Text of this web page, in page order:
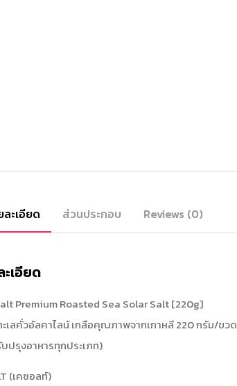
ละเอียด ส่วนประกอบ Reviews (0)
ะเอียด
Premium Roasted Sea Solar Salt [220g]
ะเลคั่วอัลคาไลน์ เกลือคุณภาพจากเกาหลี 220 กรัม/ขวด
ปรุงอาหารทุกประเภท)
(เคซอลท์)